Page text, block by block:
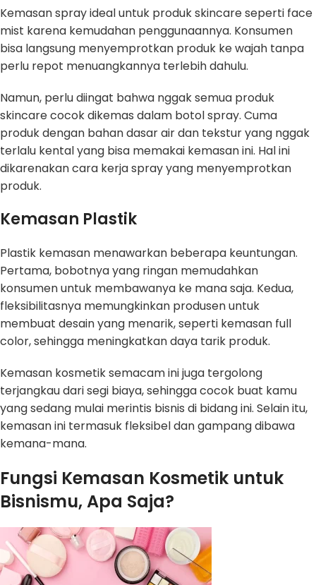
Kemasan spray ideal untuk produk skincare seperti face
mist karena kemudahan penggunaannya. Konsumen
bisa langsung menyemprotkan produk ke wajah tanpa
perlu repot menuangkannya terlebih dahulu.
Namun, perlu diingat bahwa nggak semua produk
skincare cocok dikemas dalam botol spray. Cuma
produk dengan bahan dasar air dan tekstur yang nggak
terlalu kental yang bisa memakai kemasan ini. Hal ini
dikarenakan cara kerja spray yang menyemprotkan
produk.
Kemasan Plastik
Plastik kemasan menawarkan beberapa keuntungan.
Pertama, bobotnya yang ringan memudahkan
konsumen untuk membawanya ke mana saja. Kedua,
fleksibilitasnya memungkinkan produsen untuk
membuat desain yang menarik, seperti kemasan full
color, sehingga meningkatkan daya tarik produk.
Kemasan kosmetik semacam ini juga tergolong
terjangkau dari segi biaya, sehingga cocok buat kamu
yang sedang mulai merintis bisnis di bidang ini. Selain itu,
kemasan ini termasuk fleksibel dan gampang dibawa
kemana-mana.
Fungsi Kemasan Kosmetik untuk
Bisnismu, Apa Saja?